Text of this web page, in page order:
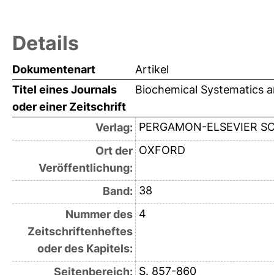
Details
Dokumentenart
Artikel
Titel eines Journals
oder einer Zeitschrift
Biochemical Systematics
Verlag: PERGAMON-ELSEVIER
Ort der
Veröffentlichung:
OXFORD
Band: 38
Nummer des
Zeitschriftenheftes
oder des Kapitels:
4
Seitenbereich: S. 857-860